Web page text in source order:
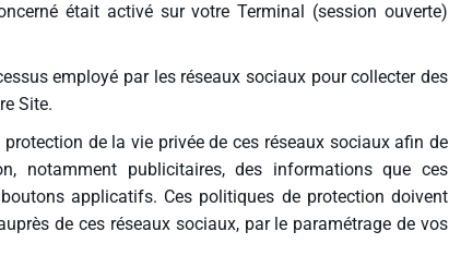
était activé sur votre Terminal (session ouverte)
employé par les réseaux sociaux pour collecter des
Site.
de la vie privée de ces réseaux sociaux afin de
notamment publicitaires, des informations que ces
applicatifs. Ces politiques de protection doivent
de ces réseaux sociaux, par le paramétrage de vos